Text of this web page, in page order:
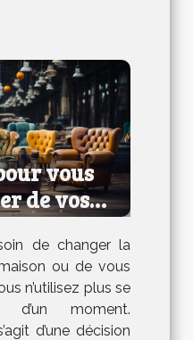
vous
de vos
de changer la
ou de vous
n’utilisez plus se
moment.
d’une décision